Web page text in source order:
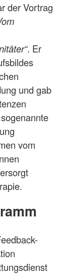
der Vortrag
. Er
und gab
vom